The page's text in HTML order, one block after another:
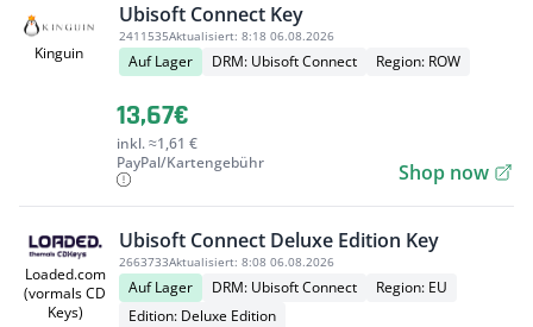
Kinguin
Ubisoft Connect Key
2411535Aktualisiert: 8:18 06.08.2026
Auf Lager DRM: Ubisoft Connect Region: ROW
13,67€
inkl. ≈1,61 €
PayPal/Kartengebühr
Shop now
Loaded.com
(vormals CD
Keys)
Ubisoft Connect Deluxe Edition Key
2663733Aktualisiert: 8:08 06.08.2026
Auf Lager DRM: Ubisoft Connect
Region: EU
Edition: Deluxe Edition